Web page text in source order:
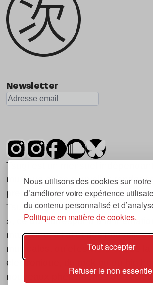
Nous utilisons des cookies sur notre
d’améliorer votre expérience
du contenu personnalisé et
Politique en matière de cookies.
Tout accepter
Refuser le non essentiel
Newsletter
Tsugi est un mensuel indépendant
musique et les nouvelles
première parution date de 2007.
Tsugi en japonais signifie «
», ce qui correspond à la
magazine, à l’affût des nouvelles
musicales, qu’elles viennent de la
électronique, du rock ou du hip
nouveaux phénomènes de